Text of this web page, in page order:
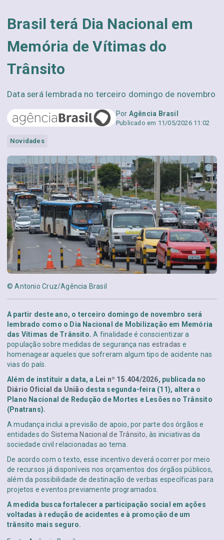
Brasil terá Dia Nacional em
Memória de Vítimas do
Trânsito
Data será lembrada no terceiro domingo de novembro
Por Agência Brasil
Publicado em 11/05/2026 11:02
Novidades
© Antonio Cruz/Agência Brasil
A partir deste ano, o terceiro domingo de novembro será
lembrado como o Dia Nacional de Mobilização em Memória
das Vítimas de Trânsito. A finalidade é conscientizar a
população sobre medidas de segurança nas estradas e
homenagear aqueles que sofreram algum tipo de acidente nas
vias do país.
Além de instituir a data, a Lei nº 15.404/2026, publicada no
Diário Oficial da União desta segunda-feira (11), altera o
Plano Nacional de Redução de Mortes e Lesões no Trânsito
(Pnatrans).
A mudança inclui a previsão de apoio, por parte dos órgãos e
entidades do Sistema Nacional de Trânsito, às iniciativas da
sociedade civil relacionadas ao tema.
De acordo com o texto, esse incentivo deverá ocorrer por meio
de recursos já disponíveis nos orçamentos dos órgãos públicos,
além da possibilidade de destinação de verbas específicas para
projetos e eventos previamente programados.
A medida busca fortalecer a participação social em ações
voltadas à redução de acidentes e à promoção de um
trânsito mais seguro.